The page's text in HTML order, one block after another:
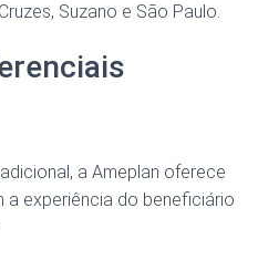
Suzano e São Paulo.
a Ameplan oferece
a experiência do beneficiário